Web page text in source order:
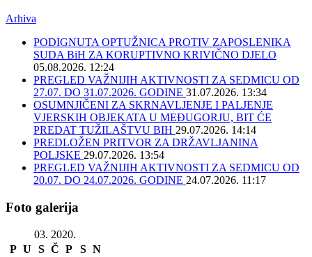
Arhiva
PODIGNUTA OPTUŽNICA PROTIV ZAPOSLENIKA
SUDA BiH ZA KORUPTIVNO KRIVIČNO DJELO
05.08.2026. 12:24
PREGLED VAŽNIJIH AKTIVNOSTI ZA SEDMICU OD
27.07. DO 31.07.2026. GODINE 31.07.2026. 13:34
OSUMNJIČENI ZA SKRNAVLJENJE I PALJENJE
VJERSKIH OBJEKATA U MEĐUGORJU, BIT ĆE
PREDAT TUŽILAŠTVU BIH 29.07.2026. 14:14
PREDLOŽEN PRITVOR ZA DRŽAVLJANINA
POLJSKE 29.07.2026. 13:54
PREGLED VAŽNIJIH AKTIVNOSTI ZA SEDMICU OD
20.07. DO 24.07.2026. GODINE 24.07.2026. 11:17
Foto galerija
03. 2020.
P U S Č P S N